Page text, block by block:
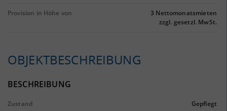
Provision in Höhe von
3 Nettomonatsmieten
zzgl. gesetzl. MwSt.
OBJEKTBESCHREIBUNG
BESCHREIBUNG
Zustand Gepflegt